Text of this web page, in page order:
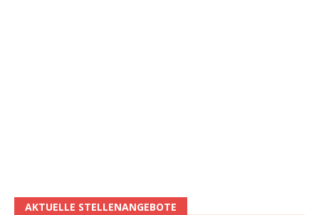
AKTUELLE STELLENANGEBOTE